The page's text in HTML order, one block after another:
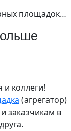
площадок…
коллеги!
(агрегатор)
заказчикам в